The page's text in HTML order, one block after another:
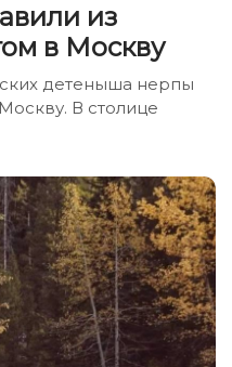
из
в Москву
детеныша нерпы
В столице